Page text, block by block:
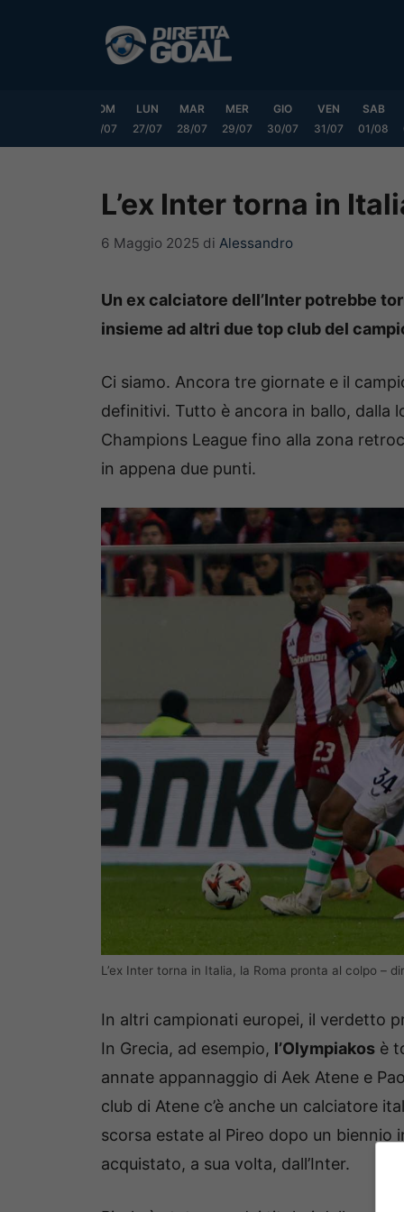
DOM
26/07
LUN
27/07
MAR
28/07
MER
29/07
GIO
30/07
VEN
31/07
SAB
01/08
L’ex Inter torna in
6 Maggio 2025 di Alessandro
Un ex calciatore dell’Inter potrebbe
insieme ad altri due top club del
Ci siamo. Ancora tre giornate e il
definitivi. Tutto è ancora in ballo, dalla
Champions League fino alla zona
in appena due punti.
L’ex Inter torna in Italia, la Roma pronta al colpo –
In altri campionati europei, il verdetto
In Grecia, ad esempio, l’Olympiakos è
annate appannaggio di Aek Atene e
club di Atene c’è anche un calciatore
scorsa estate al Pireo dopo un biennio
acquistato, a sua volta, dall’Inter.